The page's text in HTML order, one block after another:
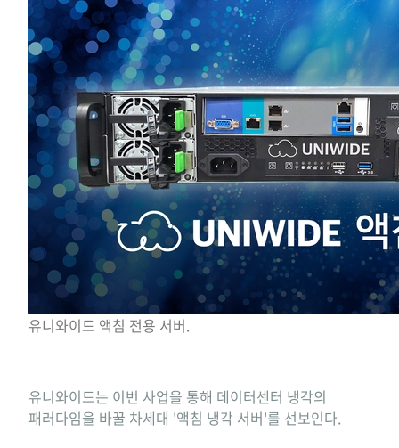
유니와이드 액침 전용 서버.
유니와이드는 이번 사업을 통해 데이터센터 냉각의
패러다임을 바꿀 차세대 '액침 냉각 서버'를 선보인다.